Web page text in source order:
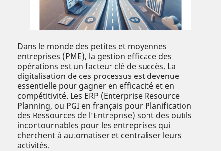
Dans le monde des petites et moyennes
entreprises (PME), la gestion efficace des
opérations est un facteur clé de succès. La
digitalisation de ces processus est devenue
essentielle pour gagner en efficacité et en
compétitivité. Les ERP (Enterprise Resource
Planning, ou PGI en français pour Planification
des Ressources de l’Entreprise) sont des outils
incontournables pour les entreprises qui
cherchent à automatiser et centraliser leurs
activités.